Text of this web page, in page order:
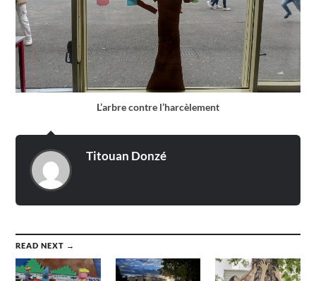
L’arbre contre l’harcèlement
Titouan Donzé
READ NEXT →